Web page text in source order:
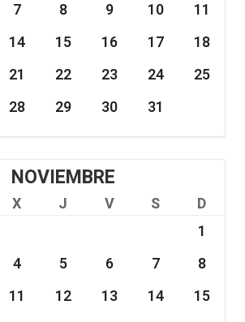
7 8 9 10
11
14 15 16 17
18
21 22 23 24
25
28 29 30 31
NOVIEMBRE
X J V S
D
1
4 5 6 7
8
11 12 13 14
15